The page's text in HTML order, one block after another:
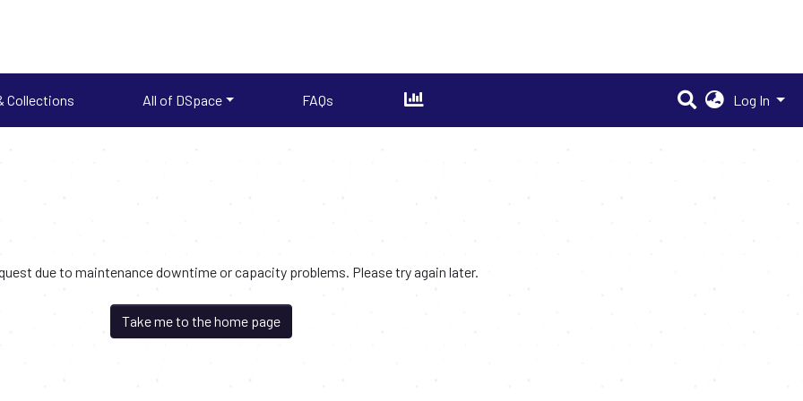
Collections All of DSpace FAQs Log In
due to maintenance downtime or capacity problems. Please try again later.
Take me to the home page